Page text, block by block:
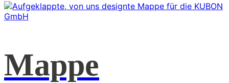
Mappe